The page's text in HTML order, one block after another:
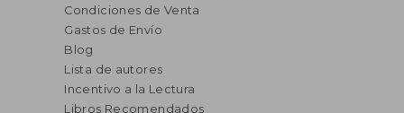
Condiciones de Venta
Gastos de Envío
Blog
Lista de autores
Incentivo a la Lectura
Libros Recomendados